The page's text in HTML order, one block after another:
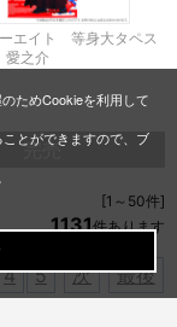
エイト 等身大タペス
之介
完売
[1～50件]
1131件あります
4 5 次 最後
ためCookieを利用して
とができますので、ブ